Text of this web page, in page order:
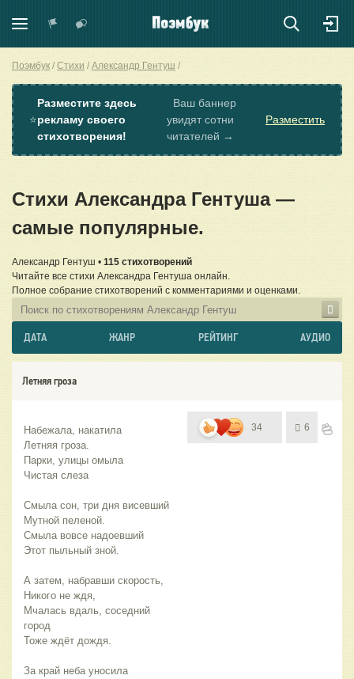
Поэмбук Стихи Александр Гентуш
⭐
Разместите здесь
рекламу своего
стихотворения!
Ваш баннер
увидят сотни
читателей →
Разместить
Стихи Александра Гентуша —
самые популярные.
Александр Гентуш • 115 стихотворений
Читайте все стихи Александра Гентуша онлайн.
Полное собрание стихотворений с комментариями и оценками.
ДАТА ЖАНР РЕЙТИНГ АУДИО
Летняя гроза
Набежала, накатила
Летняя гроза.
Парки, улицы омыла
Чистая слеза
Смыла сон, три дня висевший
Мутной пеленой.
Смыла вовсе надоевший
Этот пыльный зной.
А затем, набравши скорость,
Никого не ждя,
Мчалась вдаль, соседний
город
Тоже ждёт дождя.
За край неба уносила
34 6